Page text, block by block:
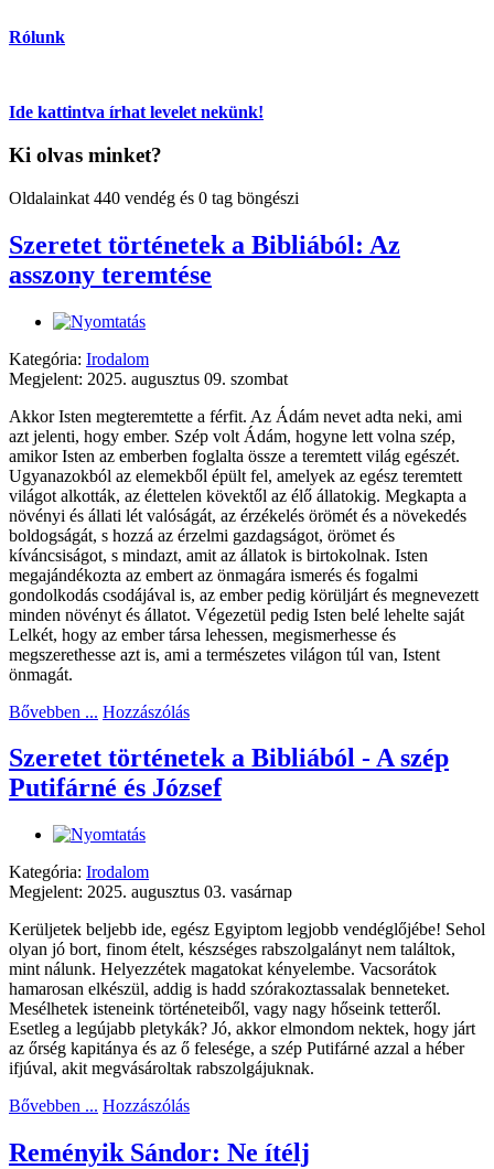
Rólunk
Ide kattintva írhat levelet nekünk!
Ki olvas minket?
Oldalainkat 440 vendég és 0 tag böngészi
Szeretet történetek a Bibliából: Az
asszony teremtése
Kategória: Irodalom
Megjelent: 2025. augusztus 09. szombat
Akkor Isten megteremtette a férfit. Az Ádám nevet adta neki, ami
azt jelenti, hogy ember. Szép volt Ádám, hogyne lett volna szép,
amikor Isten az emberben foglalta össze a teremtett világ egészét.
Ugyanazokból az elemekből épült fel, amelyek az egész teremtett
világot alkották, az élettelen kövektől az élő állatokig. Megkapta a
növényi és állati lét valóságát, az érzékelés örömét és a növekedés
boldogságát, s hozzá az érzelmi gazdagságot, örömet és
kíváncsiságot, s mindazt, amit az állatok is birtokolnak. Isten
megajándékozta az embert az önmagára ismerés és fogalmi
gondolkodás csodájával is, az ember pedig körüljárt és megnevezett
minden növényt és állatot. Végezetül pedig Isten belé lehelte saját
Lelkét, hogy az ember társa lehessen, megismerhesse és
megszerethesse azt is, ami a természetes világon túl van, Istent
önmagát.
Bővebben ... Hozzászólás
Szeretet történetek a Bibliából - A szép
Putifárné és József
Kategória: Irodalom
Megjelent: 2025. augusztus 03. vasárnap
Kerüljetek beljebb ide, egész Egyiptom legjobb vendéglőjébe! Sehol
olyan jó bort, finom ételt, készséges rabszolgalányt nem találtok,
mint nálunk. Helyezzétek magatokat kényelembe. Vacsorátok
hamarosan elkészül, addig is hadd szórakoztassalak benneteket.
Mesélhetek isteneink történeteiből, vagy nagy hőseink tetteről.
Esetleg a legújabb pletykák? Jó, akkor elmondom nektek, hogy járt
az őrség kapitánya és az ő felesége, a szép Putifárné azzal a héber
ifjúval, akit megvásároltak rabszolgájuknak.
Bővebben ... Hozzászólás
Reményik Sándor: Ne ítélj